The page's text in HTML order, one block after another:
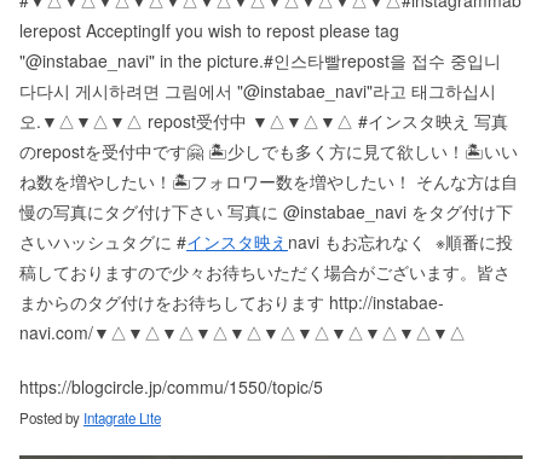
le repost Accepting If you wish to repost please tag
"@instabae_navi" in the picture. #인스타빨 repost을 접수 중입니
다 다시 게시하려면 그림에서 "@instabae_navi"라고 태그하십시
오. ▼△▼△▼△ repost受付中 ▼△▼△▼△ #インスタ映え 写真
のrepostを受付中です🤗 🏝少しでも多く方に見て欲しい！ 🏝いい
ね数を増やしたい！ 🏝フォロワー数を増やしたい！ そんな方は自
慢の写真にタグ付け下さい 写真に @instabae_navi をタグ付け下
さい️ ハッシュタグに #インスタ映え navi もお忘れなく ️ ※順番に投
稿しておりますので少々お待ちいただく場合がございます。 皆さ
まからのタグ付けをお待ちしております http://instabae-
navi.com/ ▼△▼△▼△▼△▼△▼△▼△▼△▼△▼△▼△
https://blogcircle.jp/commu/1550/topic/5
Posted by Intagrate Lite